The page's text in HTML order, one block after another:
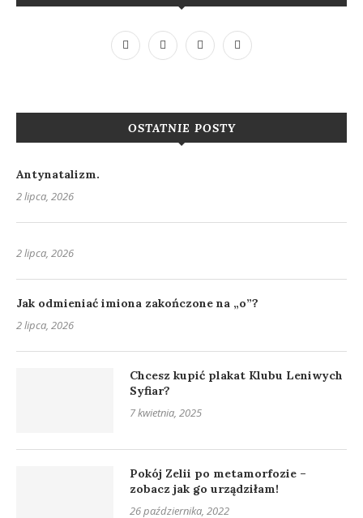
OSTATNIE POSTY
Antynatalizm.
2 lipca, 2026
2 lipca, 2026
Jak odmieniać imiona zakończone na „o”?
2 lipca, 2026
Chcesz kupić plakat Klubu Leniwych
Syfiar?
7 kwietnia, 2025
Pokój Zelii po metamorfozie –
zobacz jak go urządziłam!
26 października, 2022